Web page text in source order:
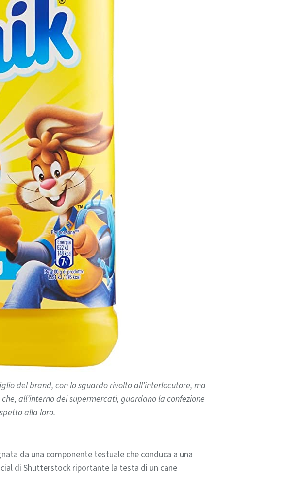
del brand, con lo sguardo rivolto all’interlocutore, ma
all’interno dei supermercati, guardano la confezione
alla loro.
da una componente testuale che conduca a una
di Shutterstock riportante la testa di un cane